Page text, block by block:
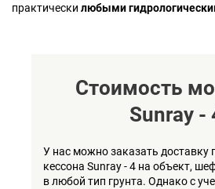
практически любыми
Стоимость
Sunray -
У нас можно заказать доставку
кессона Sunray - 4 на объект,
в любой тип грунта. Однако с